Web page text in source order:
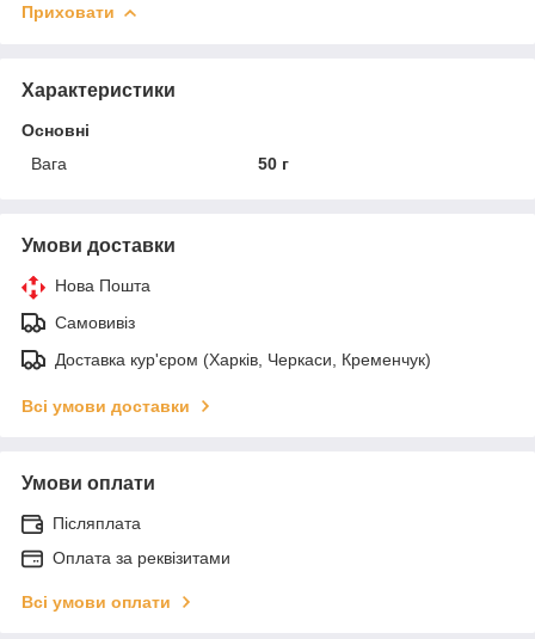
Приховати
Характеристики
Основні
Вага
50 г
Умови доставки
Нова Пошта
Самовивіз
Доставка кур'єром (Харків, Черкаси, Кременчук)
Всі умови доставки
Умови оплати
Післяплата
Оплата за реквізитами
Всі умови оплати